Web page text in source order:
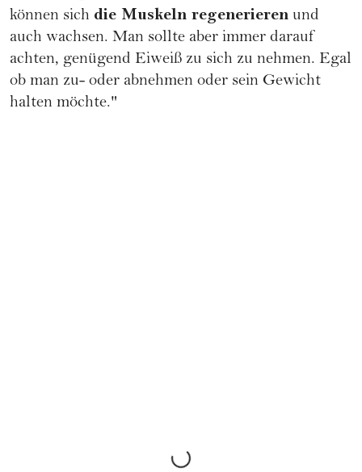
können sich die Muskeln regenerieren und
auch wachsen. Man sollte aber immer darauf
achten, genügend Eiweiß zu sich zu nehmen. Egal
ob man zu- oder abnehmen oder sein Gewicht
halten möchte."